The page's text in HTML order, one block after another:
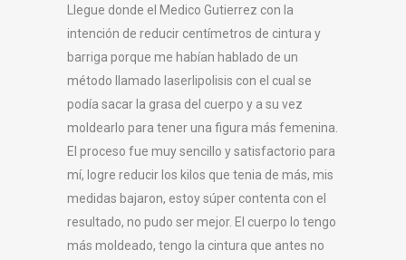
Llegue donde el Medico Gutierrez con la
intención de reducir centímetros de cintura y
barriga porque me habían hablado de un
método llamado laserlipolisis con el cual se
podía sacar la grasa del cuerpo y a su vez
moldearlo para tener una figura más femenina.
El proceso fue muy sencillo y satisfactorio para
mí, logre reducir los kilos que tenia de más, mis
medidas bajaron, estoy súper contenta con el
resultado, no pudo ser mejor. El cuerpo lo tengo
más moldeado, tengo la cintura que antes no